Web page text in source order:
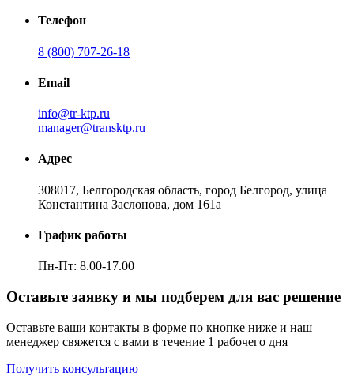
Телефон
8 (800) 707-26-18
Email
info@tr-ktp.ru
manager@transktp.ru
Адрес
308017, Белгородская область, город Белгород, улица
Константина Заслонова, дом 161а
График работы
Пн-Пт: 8.00-17.00
Оставьте заявку и мы подберем для вас решение
Оставьте ваши контакты в форме по кнопке ниже и наш
менеджер свяжется с вами в течение 1 рабочего дня
Получить консультацию